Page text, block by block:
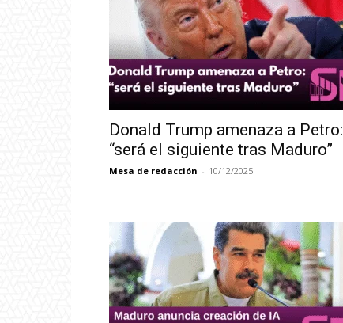
Donald Trump amenaza a Petro:
“será el siguiente tras Maduro”
Mesa de redacción - 10/12/2025